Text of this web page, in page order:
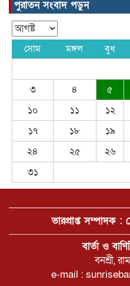
বলিউড
ব্যবস্থা
পুরাতন সংবাদ পড়ুন
সোম মঙ্গল বুধ
৩
৪ ৫
১০
১১ ১২
১৭
১৮ ১৯
২৪
২৫ ২৬
৩১
ভারপ্রাপ্ত সম্পাদক
বার্তা ও
বনশ্রী,
e-mail :